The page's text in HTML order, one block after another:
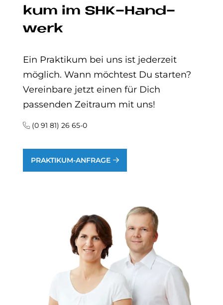
kum im SHK-Hand­
werk
Ein Praktikum bei uns ist jederzeit
möglich. Wann möchtest Du starten?
Vereinbare jetzt einen für Dich
passenden Zeitraum mit uns!
(0 91 81) 26 65-0
PRAKTIKUM-ANFRAGE